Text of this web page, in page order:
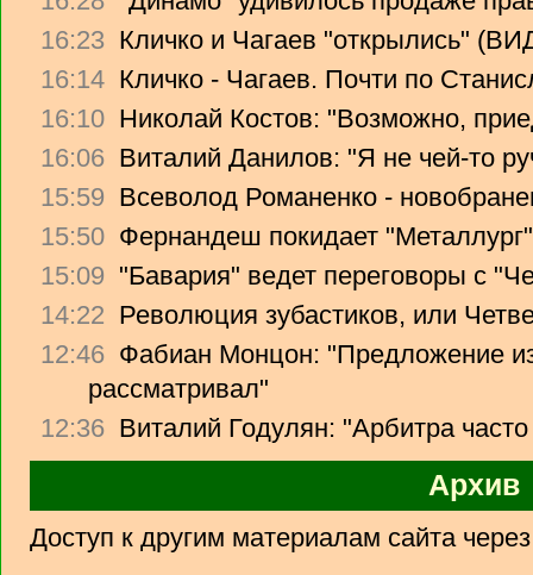
16:23 Кличко и Чагаев "открылись"
16:14 Кличко - Чагаев. Почти по
16:10 Николай Костов: "Возможно,
16:06 Виталий Данилов: "Я не чей-то
15:59 Всеволод Романенко -
15:50 Фернандеш покидает "Металлург"
15:09 "Бавария" ведет переговоры с
14:22 Революция зубастиков, или
12:46 Фабиан Монцон: "Предложение
рассматривал"
12:36 Виталий Годулян: "Арбитра
Архив
Доступ к другим материалам сайта